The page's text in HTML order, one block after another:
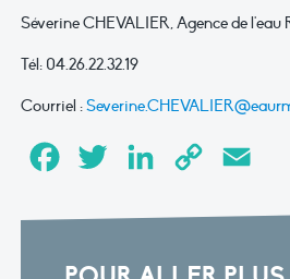
Séverine CHEVALIER, Agence de
Tél: 04.26.22.32.19
Courriel :
FacebookTwitter LinkedInCopy